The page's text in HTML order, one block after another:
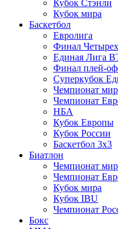
Кубок Стэнли
Кубок мира
Баскетбол
Евролига
Финал
Единая Лига
Финал плей-
Суперкубок
Чемпионат
Чемпионат
НБА
Кубок Европы
Кубок России
Баскетбол 3х3
Биатлон
Чемпионат
Чемпионат
Кубок мира
Кубок IBU
Чемпионат
Бокс